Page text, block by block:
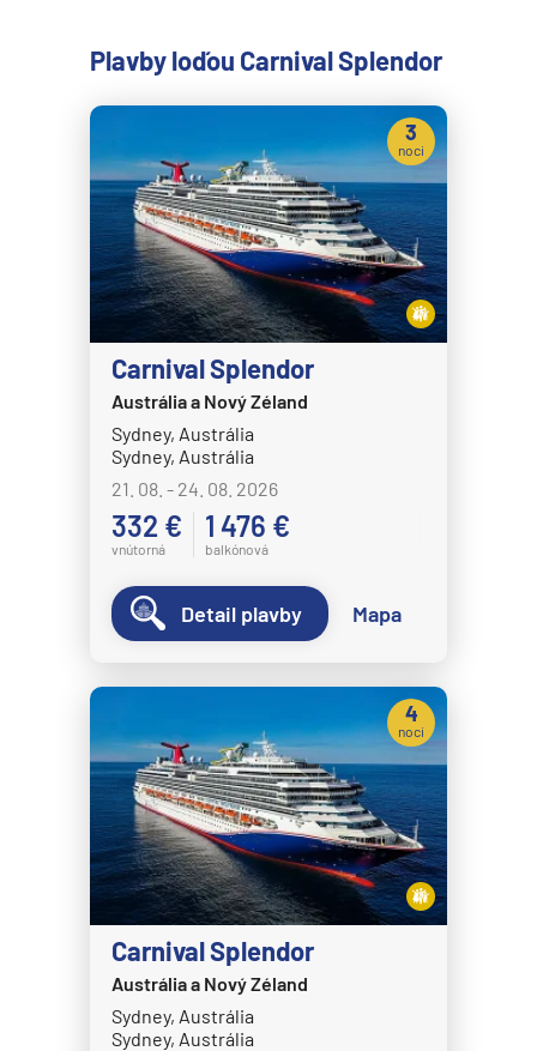
Plavby loďou Carnival Splendor
Carnival Splendor
Austrália a Nový Zéland
Sydney, Austrália
Sydney, Austrália
21. 08. - 24. 08. 2026
332 €
vnútorná
1 476 €
balkónová
3
noci
Detail plavby Mapa
Carnival Splendor
Austrália a Nový Zéland
Sydney, Austrália
Sydney, Austrália
4
noci